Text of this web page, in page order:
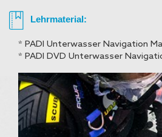
Lehrmaterial:
* PADI Unterwasser Navigation
* PADI DVD Unterwasser